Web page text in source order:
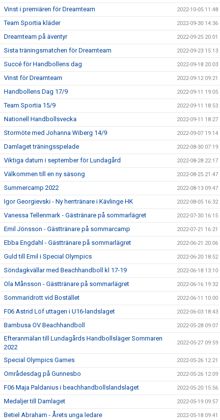
Vinst i premiären för Dreamteam 2022-10-05 11:48
Team Sportia kläder 2022-09-30 14:36
Dreamteam på äventyr 2022-09-25 20:01
Sista träningsmatchen för Dreamteam 2022-09-23 15:13
Succé för Handbollens dag 2022-09-18 20:03
Vinst för Dreamteam 2022-09-12 09:21
Handbollens Dag 17/9 2022-09-11 19:05
Team Sportia 15/9 2022-09-11 18:53
Nationell Handbollsvecka 2022-09-11 18:27
Stormöte med Johanna Wiberg 14/9 2022-09-07 19:14
Damlaget träningsspelade 2022-08-30 07:19
Viktiga datum i september för Lundagård 2022-08-28 22:17
Välkommen till en ny säsong 2022-08-25 21:47
Summercamp 2022 2022-08-13 09:47
Igor Georgievski - Ny herrtränare i Kävlinge HK 2022-08-05 16:32
Vanessa Tellenmark - Gästränare på sommarlägret 2022-07-30 16:15
Emil Jönsson - Gästtränare på sommarcamp 2022-07-21 16:21
Ebba Engdahl - Gästtränare på sommarlägret 2022-06-21 20:06
Guld till Emil i Special Olympics 2022-06-20 18:52
Söndagkvällar med Beachhandboll kl 17-19 2022-06-18 13:10
Ola Månsson - Gästtränare på sommarlägret 2022-06-16 19:32
Sommaridrott vid Bostället 2022-06-11 10:00
F06 Astrid Löf uttagen i U16-landslaget 2022-06-03 18:43
Bambusa OV Beachhandboll 2022-05-28 09:07
Efteranmälan till Lundagårds Handbollsläger Sommaren
2022
2022-05-27 09:59
Special Olympics Games 2022-05-26 12:21
Områdesdag på Gunnesbo 2022-05-26 12:09
F06 Maja Paldanius i beachhandbollslandslaget 2022-05-20 15:56
Medaljer till Damlaget 2022-05-19 09:57
Betiel Abraham - Årets unga ledare 2022-05-18 09:41